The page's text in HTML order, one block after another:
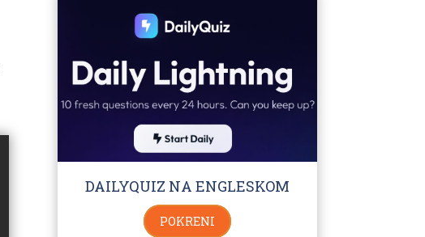
DAILYQUIZ NA ENGLESKOM
POKRENI